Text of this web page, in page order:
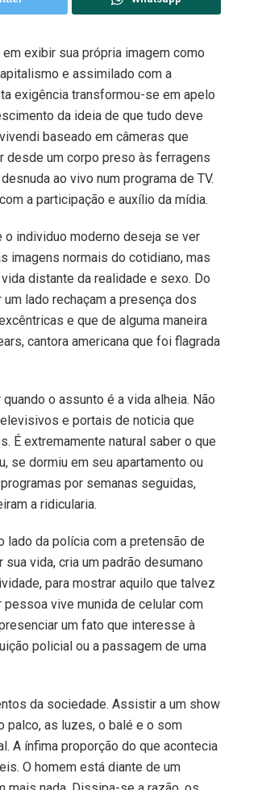
exibir sua própria imagem como
e assimilado com a
exigência transformou-se em apelo
da ideia de que tudo deve
baseado em câmeras que
desde um corpo preso às ferragens
ao vivo num programa de TV.
a participação e auxílio da mídia.
individuo moderno deseja se ver
imagens normais do cotidiano, mas
distante da realidade e sexo. Do
lado rechaçam a presença dos
e que de alguma maneira
cantora americana que foi flagrada
o assunto é a vida alheia. Não
e portais de noticia que
É extremamente natural saber o que
se dormiu em seu apartamento ou
por semanas seguidas,
a ridicularia.
lado da polícia com a pretensão de
vida, cria um padrão desumano
para mostrar aquilo que talvez
vive munida de celular com
um fato que interesse à
policial ou a passagem de uma
da sociedade. Assistir a um show
palco, as luzes, o balé e o som
A ínfima proporção do que acontecia
O homem está diante de um